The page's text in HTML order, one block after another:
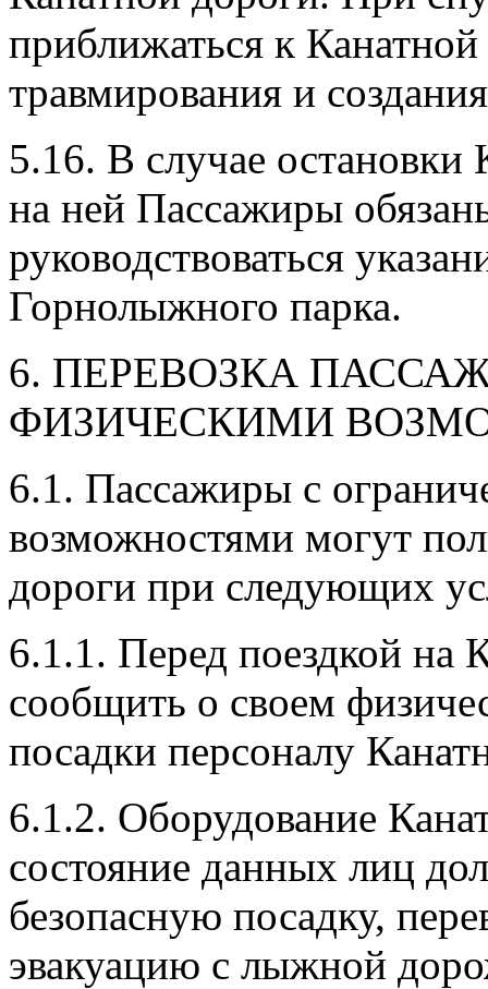
приближаться к
травмирования и
5.16. В случае
на ней Пассажиры
руководствоваться
Горнолыжного парка.
6. ПЕРЕВОЗКА
ФИЗИЧЕСКИМИ
6.1. Пассажиры с
возможностями могут
дороги при следующих
6.1.1. Перед поездкой на
сообщить о своем
посадки персоналу
6.1.2. Оборудование
состояние данных лиц
безопасную посадку,
эвакуацию с лыжной